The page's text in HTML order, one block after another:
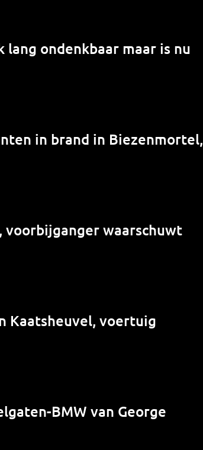
ondenkbaar maar is nu
in brand in Biezenmortel,
voorbijganger waarschuwt
Kaatsheuvel, voertuig
BMW van George